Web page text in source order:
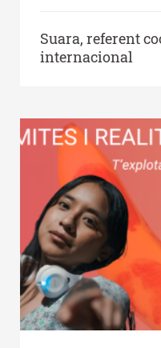
Suara, referent
internacional